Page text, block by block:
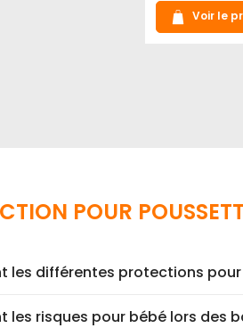
Voir le
POUR
les différentes protections
les risques pour bébé lors des